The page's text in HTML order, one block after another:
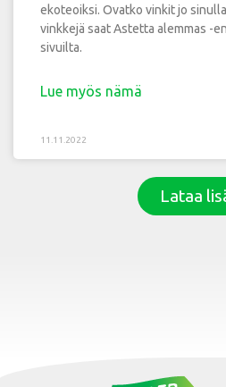
ekoteoiksi. Ovatko vinkit jo
vinkkejä saat Astetta alemmas -
sivuilta.
Lue myös nämä
11.11.2022
Lataa